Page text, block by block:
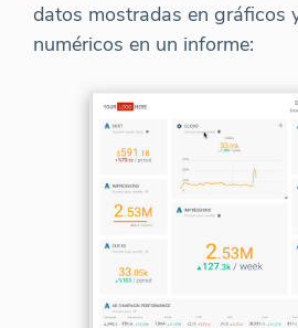
datos mostradas en gráficos
numéricos en un informe: